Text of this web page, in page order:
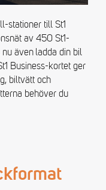
stationer till St1
av 450 St1-
även ladda din bil
Business-kortet ger
biltvätt och
behöver du